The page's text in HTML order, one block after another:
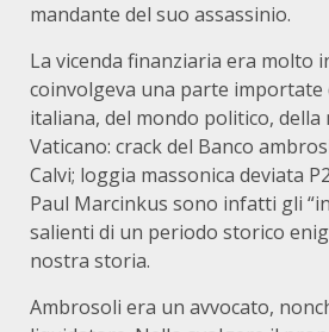
mandante del suo assassinio.
La vicenda finanziaria era molto
coinvolgeva una parte importate
italiana, del mondo politico, della
Vaticano: crack del Banco
Calvi; loggia massonica deviata
Paul Marcinkus sono infatti gli
salienti di un periodo storico
nostra storia.
Ambrosoli era un avvocato,